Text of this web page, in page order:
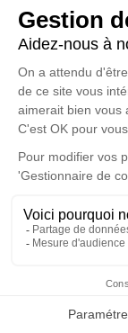
Faire-part
anecdote ou
poèmes ou
d'expression
MENDES FARIA.
Un service de
disponible ici
Cérémonie
Église
8 rue de la